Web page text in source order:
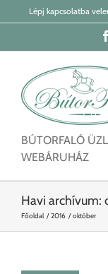
KihagyásLépj kapcsolatba
BÚTORFALÓ
WEBÁRUHÁZ
Havi archívum:
Főoldal 2016 október